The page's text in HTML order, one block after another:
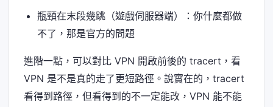
瓶頸在末段幾跳（遊戲伺服器端）：你什麼都做
不了，那是官方的問題
進階一點，可以對比 VPN 開啟前後的 tracert，看
VPN 是不是真的走了更短路徑。說實在的，tracert
看得到路徑，但看得到的不一定能改，VPN 能不能